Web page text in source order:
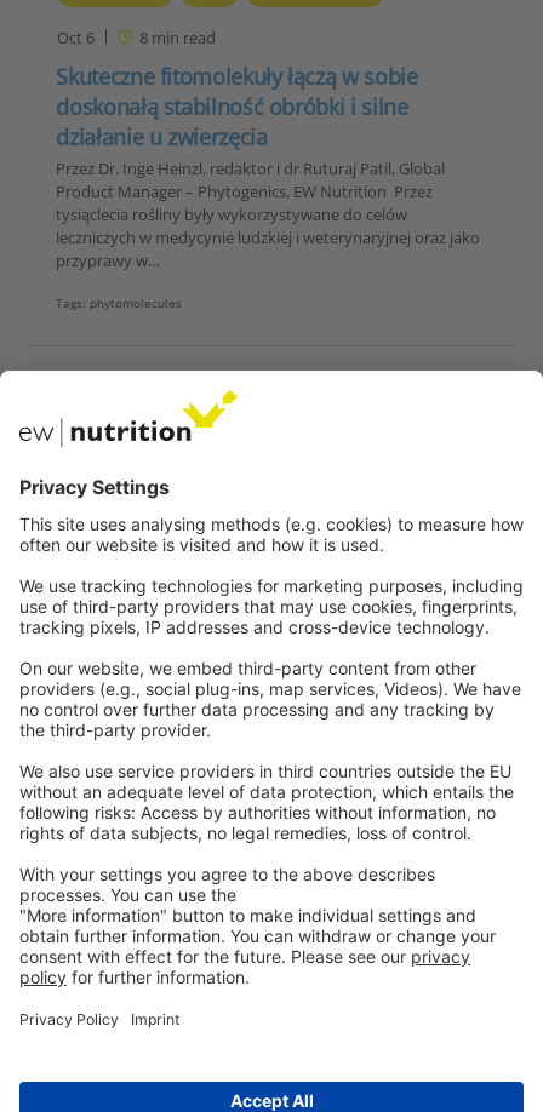
Oct 6 8min read
Skuteczne fitomolekuły łączą w sobie
doskonałą stabilność obróbki i silne
działanie u zwierzęcia
Przez Dr. Inge Heinzl, redaktor i dr Ruturaj Patil, Global
Product Manager – Phytogenics, EW Nutrition Przez
tysiąclecia rośliny były wykorzystywane do celów
leczniczych w medycynie ludzkiej i weterynaryjnej oraz jako
przyprawy w…
Tags: phytomolecules
EW Biotech
Komunikacja
Imprint
Polityka prywatności
GTC
Skontaktujsię z nami
info@ew-nutrition.com